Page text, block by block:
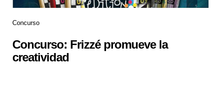
Concurso
Concurso: Frizzé promueve la
creatividad